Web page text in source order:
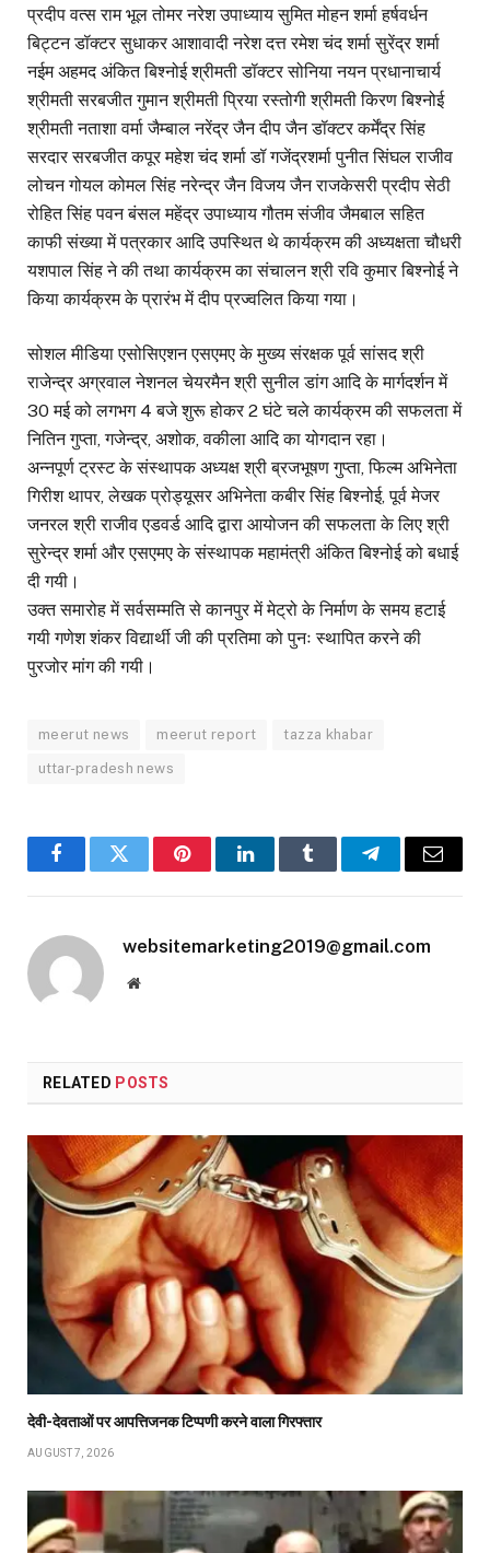
प्रदीप वत्स राम भूल तोमर नरेश उपाध्याय सुमित मोहन शर्मा हर्षवर्धन
बिट्टन डॉक्टर सुधाकर आशावादी नरेश दत्त रमेश चंद शर्मा सुरेंद्र शर्मा
नईम अहमद अंकित बिश्नोई श्रीमती डॉक्टर सोनिया नयन प्रधानाचार्य
श्रीमती सरबजीत गुमान श्रीमती प्रिया रस्तोगी श्रीमती किरण बिश्नोई
श्रीमती नताशा वर्मा जैम्बाल नरेंद्र जैन दीप जैन डॉक्टर कर्मेंद्र सिंह
सरदार सरबजीत कपूर महेश चंद शर्मा डॉ गजेंद्रशर्मा पुनीत सिंघल राजीव
लोचन गोयल कोमल सिंह नरेन्द्र जैन विजय जैन राजकेसरी प्रदीप सेठी
रोहित सिंह पवन बंसल महेंद्र उपाध्याय गौतम संजीव जैमबाल सहित
काफी संख्या में पत्रकार आदि उपस्थित थे कार्यक्रम की अध्यक्षता चौधरी
यशपाल सिंह ने की तथा कार्यक्रम का संचालन श्री रवि कुमार बिश्नोई ने
किया कार्यक्रम के प्रारंभ में दीप प्रज्वलित किया गया।
सोशल मीडिया एसोसिएशन एसएमए के मुख्य संरक्षक पूर्व सांसद श्री
राजेन्द्र अग्रवाल नेशनल चेयरमैन श्री सुनील डांग आदि के मार्गदर्शन में
30 मई को लगभग 4 बजे शुरू होकर 2 घंटे चले कार्यक्रम की सफलता में
नितिन गुप्ता, गजेन्द्र, अशोक, वकीला आदि का योगदान रहा।
अन्नपूर्ण ट्रस्ट के संस्थापक अध्यक्ष श्री ब्रजभूषण गुप्ता, फिल्म अभिनेता
गिरीश थापर, लेखक प्रोड्यूसर अभिनेता कबीर सिंह बिश्नोई, पूर्व मेजर
जनरल श्री राजीव एडवर्ड आदि द्वारा आयोजन की सफलता के लिए श्री
सुरेन्द्र शर्मा और एसएमए के संस्थापक महामंत्री अंकित बिश्नोई को बधाई
दी गयी।
उक्त समारोह में सर्वसम्मति से कानपुर में मेट्रो के निर्माण के समय हटाई
गयी गणेश शंकर विद्यार्थी जी की प्रतिमा को पुनः स्थापित करने की
पुरजोर मांग की गयी।
meerut news meerut report tazza khabar
uttar-pradesh news
FacebookTwitter PinterestLinkedInTumblr TelegramEmail
websitemarketing2019@gmail.com
Website
RELATED POSTS
देवी-देवताओं पर आपत्तिजनक टिप्पणी करने वाला गिरफ्तार
AUGUST 7, 2026